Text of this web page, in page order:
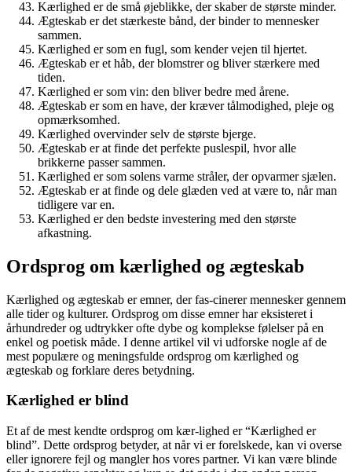
Kærlighed er de små øjeblikke, der skaber de største minder.
Ægteskab er det stærkeste bånd, der binder to mennesker
sammen.
Kærlighed er som en fugl, som kender vejen til hjertet.
Ægteskab er et håb, der blomstrer og bliver stærkere med
tiden.
Kærlighed er som vin: den bliver bedre med årene.
Ægteskab er som en have, der kræver tålmodighed, pleje og
opmærksomhed.
Kærlighed overvinder selv de største bjerge.
Ægteskab er at finde det perfekte puslespil, hvor alle
brikkerne passer sammen.
Kærlighed er som solens varme stråler, der opvarmer sjælen.
Ægteskab er at finde og dele glæden ved at være to, når man
tidligere var en.
Kærlighed er den bedste investering med den største
afkastning.
Ordsprog om kærlighed og ægteskab
Kærlighed og ægteskab er emner, der fas-cinerer mennesker gennem
alle tider og kulturer. Ordsprog om disse emner har eksisteret i
århundreder og udtrykker ofte dybe og komplekse følelser på en
enkel og poetisk måde. I denne artikel vil vi udforske nogle af de
mest populære og meningsfulde ordsprog om kærlighed og
ægteskab og forklare deres betydning.
Kærlighed er blind
Et af de mest kendte ordsprog om kær-lighed er “Kærlighed er
blind”. Dette ordsprog betyder, at når vi er forelskede, kan vi overse
eller ignorere fejl og mangler hos vores partner. Vi kan være blinde